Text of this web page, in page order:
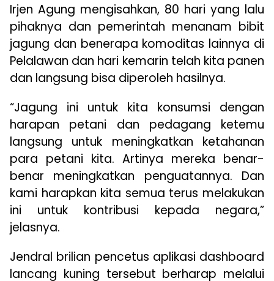
Irjen Agung mengisahkan, 80 hari yang lalu
pihaknya dan pemerintah menanam bibit
jagung dan benerapa komoditas lainnya di
Pelalawan dan hari kemarin telah kita panen
dan langsung bisa diperoleh hasilnya.
“Jagung ini untuk kita konsumsi dengan
harapan petani dan pedagang ketemu
langsung untuk meningkatkan ketahanan
para petani kita. Artinya mereka benar-
benar meningkatkan penguatannya. Dan
kami harapkan kita semua terus melakukan
ini untuk kontribusi kepada negara,”
jelasnya.
Jendral brilian pencetus aplikasi dashboard
lancang kuning tersebut berharap melalui